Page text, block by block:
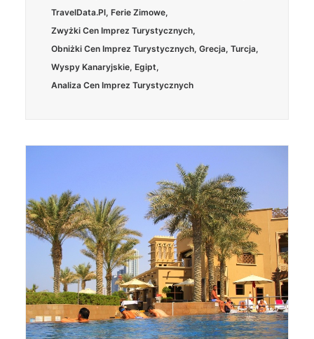
TravelData.pl, Ferie Zimowe,
Zwyżki Cen Imprez Turystycznych,
Obniżki Cen Imprez Turystycznych, Grecja, Turcja,
Wyspy Kanaryjskie, Egipt,
Analiza Cen Imprez Turystycznych